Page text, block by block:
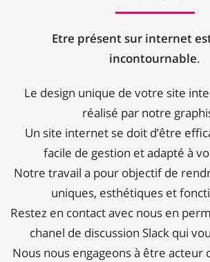
Etre présent sur internet
incontournable.
Le design unique de votre site
réalisé par notre
Un site internet se doit d’être
facile de gestion et adapté à
Notre travail a pour objectif de
uniques, esthétiques et
Restez en contact avec nous en
chanel de discussion Slack qui
Nous nous engageons à être acteur